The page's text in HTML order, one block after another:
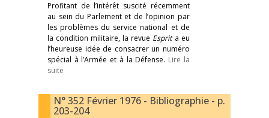
Profitant de l’intérêt suscité récemment
au sein du Parlement et de l’opinion par
les problèmes du service national et de
la condition militaire, la revue Esprit a eu
l’heureuse idée de consacrer un numéro
spécial à l’Armée et à la Défense. Lire la
suite
N° 352 Février 1976 - Bibliographie - p.
203-204